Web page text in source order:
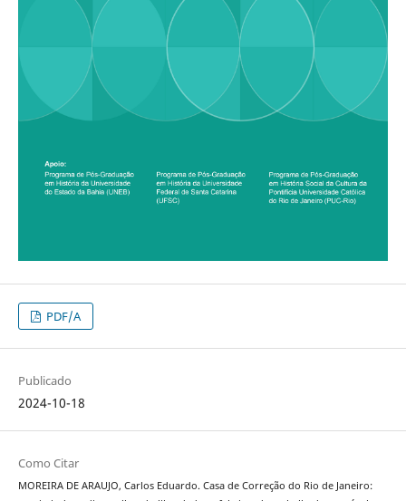
PDF/A
Publicado
2024-10-18
Como Citar
MOREIRA DE ARAUJO, Carlos Eduardo. Casa de Correção do Rio de Janeiro: